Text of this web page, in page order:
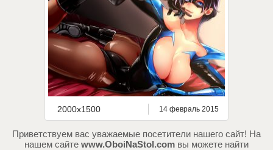
2000x1500 14 февраль 2015
Приветствуем вас уважаемые посетители нашего сайт! На
нашем сайте www.OboiNaStol.com вы можете найти